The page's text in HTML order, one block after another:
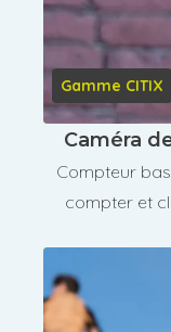
Gamme CITIX
Caméra
Compteur
compter et